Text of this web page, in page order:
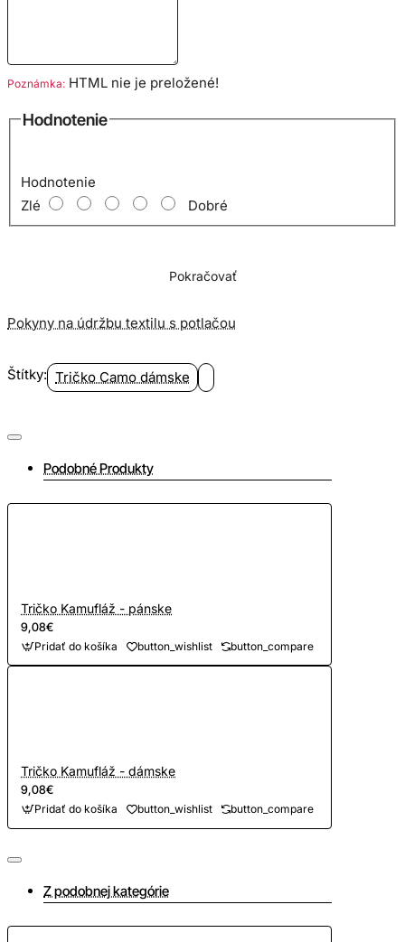
Poznámka: HTML nie je preložené!
Hodnotenie
Hodnotenie
Zlé
Dobré
Pokračovať
Pokyny na údržbu textilu s potlačou
Štítky: Tričko Camo dámske
Podobné Produkty
Tričko Kamufláž - pánske
9,08€
Pridať do košíka button_wishlist button_compare
Tričko Kamufláž - dámske
9,08€
Pridať do košíka button_wishlist button_compare
Z podobnej kategórie